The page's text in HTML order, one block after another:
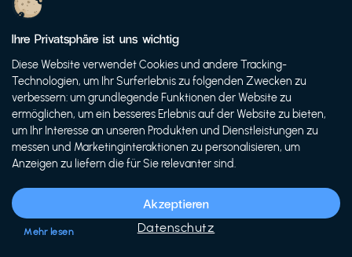
-20%
Siech Cycles
Entdecke den Schweizer Brand für urbane Fahrräder...
Mehr lesen
Ihre Privatsphäre ist uns wichtig
Diese Website verwendet Cookies und andere Tracking-
Technologien, um Ihr Surferlebnis zu folgenden Zwecken zu
verbessern: um grundlegende Funktionen der Website zu
ermöglichen, um ein besseres Erlebnis auf der Website zu bieten,
um Ihr Interesse an unseren Produkten und Dienstleistungen zu
messen und Marketinginteraktionen zu personalisieren, um
Anzeigen zu liefern die für Sie relevanter sind.
Akzeptieren
Datenschutz